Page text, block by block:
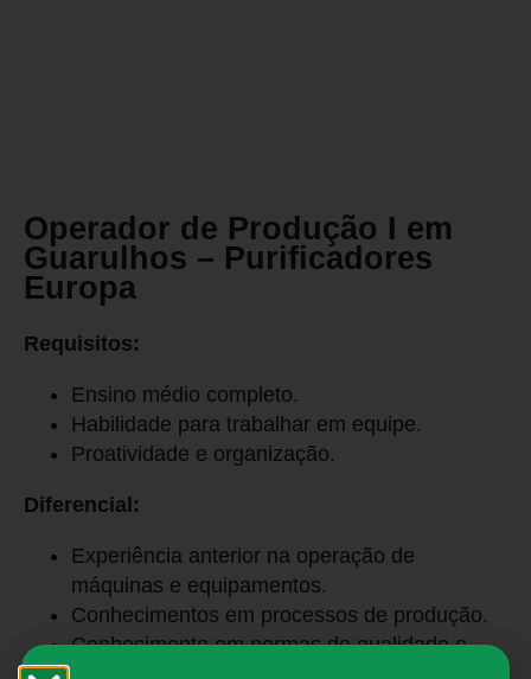
Operador de Produção I em
Guarulhos – Purificadores
Europa
Requisitos:
Ensino médio completo.
Habilidade para trabalhar em equipe.
Proatividade e organização.
Diferencial:
Experiência anterior na operação de
máquinas e equipamentos.
Conhecimentos em processos de produção.
Conhecimento em normas de qualidade e